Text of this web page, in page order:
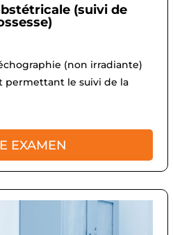
(suivi de
(non irradiante)
permettant le suivi de la
EXAMEN